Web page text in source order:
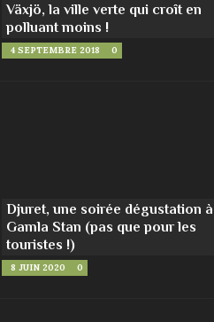
Växjö, la ville verte qui croît en
polluant moins !
4 SEPTEMBRE 2018 0
Djuret, une soirée dégustation à
Gamla Stan (pas que pour les
touristes !)
8 JUIN 2020 0